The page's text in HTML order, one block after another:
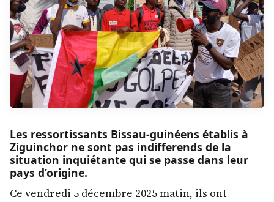
Les ressortissants Bissau-guinéens établis à
Ziguinchor ne sont pas indifferends de la
situation inquiétante qui se passe dans leur
pays d’origine.
Ce vendredi 5 décembre 2025 matin, ils ont